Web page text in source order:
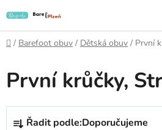
na
obsah
Domů
/ Barefoot obuv / Dětská obuv / První
První krůčky,
Ř
Řadit podle:Doporučujeme